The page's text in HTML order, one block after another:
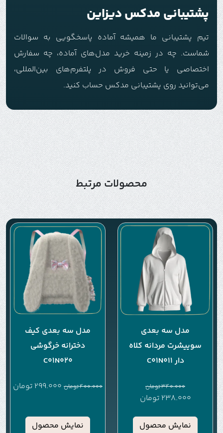
پشتیبانی مدکس دیزاین
تیم پشتیبانی ما همیشه آماده پاسخگویی به سوالات
شماست. چه در زمینه خرید مدل‌های آماده، چه سفارش
اختصاصی یا حتی فروش در پلتفرم‌های بین‌المللی،
می‌توانید روی پشتیبانی مدکس حساب کنید.
محصولات مرتبط
مدل سه بعدی
سوییشرت مردانه کلاه
دار C01N011
340.000تومان
238.000 تومان
نمایش محصول
مدل سه بعدی کیف
دخترانه خرگوشی
C01N020
400.000تومان 299.000 تومان
نمایش محصول